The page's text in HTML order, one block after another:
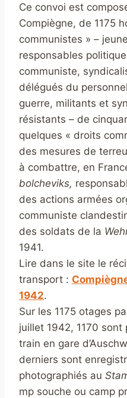
Ce convoi est
Compiègne, de 1175
communistes » –
responsables
communiste,
délégués du
guerre, militants et
résistants – de
quelques « droits
des mesures de
à combattre, en
bolcheviks,
des actions armées
communiste
des soldats de la
1941.
Lire dans le site le
transport :
1942.
Sur les 1175 otages
juillet 1942, 1170 sont
train en gare
derniers sont
photographiés au
mp souche ou camp